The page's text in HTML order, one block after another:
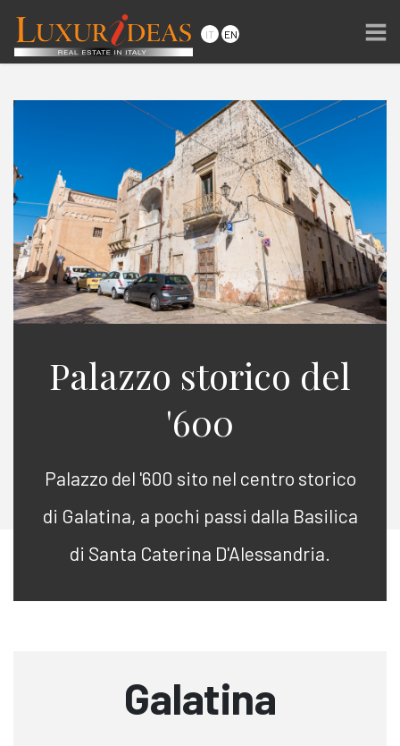
Palazzo storico del
'600
Palazzo del '600 sito nel centro storico
di Galatina, a pochi passi dalla Basilica
di Santa Caterina D'Alessandria.
Galatina